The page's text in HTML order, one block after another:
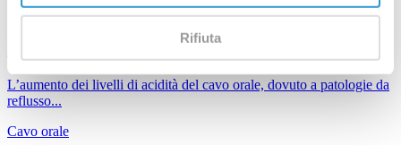
Rifiuta
Biocorrosione: cos'è?
L’aumento dei livelli di acidità del cavo orale, dovuto a patologie da
reflusso...
Cavo orale